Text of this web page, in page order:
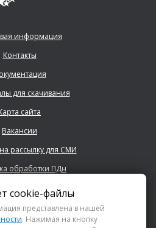
информация
Контакты
для скачивания
сайта
Вакансии
рассылку для СМИ
обработки ПДн
222 0700
cookie-файлы
представлена в нашей
. Нажимая на кнопку